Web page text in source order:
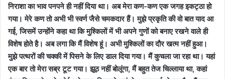
निराशा का भाव पनपने ही नहीं दिया था। अब मेरा कण-कण एक जगह इकट्ठा हो
गया। मेरे कण तो अभी भी स्वर्ण जैसे चमकदार हैं। मुझे प्रकृति की वो बात याद आ
गई, जिसमें उन्होंने कहा था कि मुश्किलों में भी अपने गुणों को बनाए रखने वाले ही
विशेष होते है। अब लगा कि मैं विशेष हूं। अभी मुश्किलों का दौर खत्म नहीं हुआ।
मुझे पत्थरों की चक्की में पिसने के लिए डाल दिया गया। मैं कुचला जा रहा था। यहां
एक बार तो मेरा सब्र टूट गया। झूठ नहीं बोलूंगा, मैं बहुत तेज चिल्लाया था, कहां